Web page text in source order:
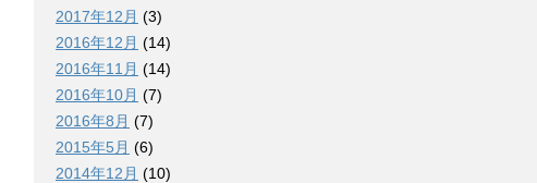
2017年12月 (3)
2016年12月 (14)
2016年11月 (14)
2016年10月 (7)
2016年8月 (7)
2015年5月 (6)
2014年12月 (10)